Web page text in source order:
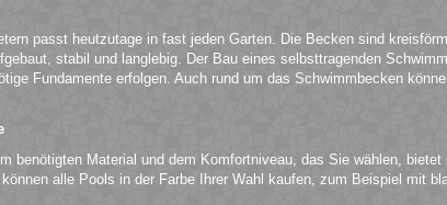
passt heutzutage in fast jeden Garten. Die Becken sind
stabil und langlebig. Der Bau eines selbsttragenden
Fundamente erfolgen. Auch rund um das Schwimmbecken
benötigten Material und dem Komfortniveau, das Sie wählen,
alle Pools in der Farbe Ihrer Wahl kaufen, zum Beispiel mit